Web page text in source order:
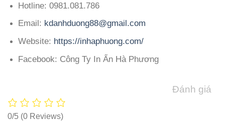
Hotline: 0981.081.786
Email: kdanhduong88@gmail.com
Website: https://inhaphuong.com/
Facebook: Công Ty In Ấn Hà Phương
Đánh giá
0/5 (0 Reviews)